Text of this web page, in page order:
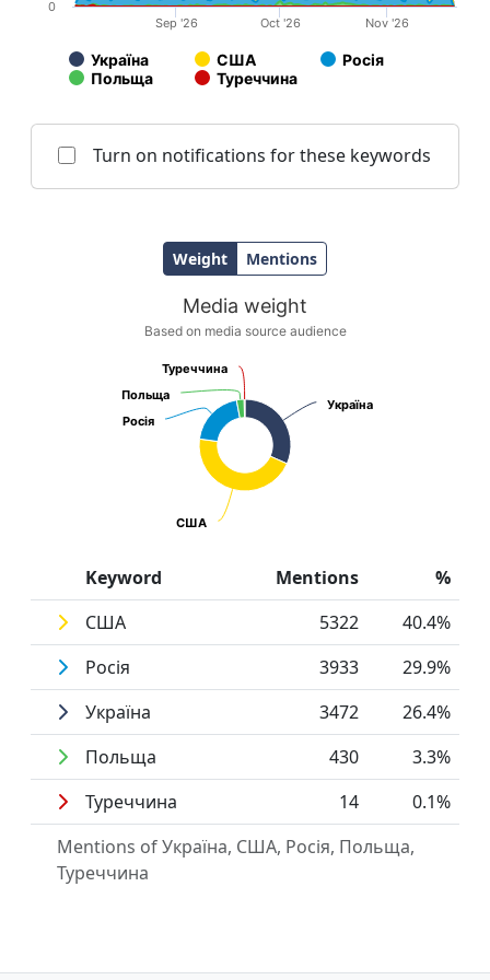
Україна США
Росія
Польща
Туреччина
Sep '26 Oct '26 Nov '26
0
End of interactive chart.
Turn on notifications for these keywords
Weight Mentions
Pie chart with 5 slices.
Media weight
Based on media source audience
Україна
Україна
США
США
Росія
Росія
Польща
Польща
Туреччина
Туреччина
End of interactive chart.
Mentions of Україна, США, Росія, Польща,
Туреччина
Keyword Mentions
%
США
5322
40.4%
Росія
3933
29.9%
Україна
3472
26.4%
Польща
430
3.3%
Туреччина
14 0.1%